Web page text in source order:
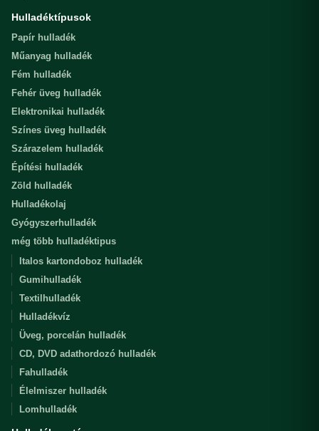
Hulladéktípusok
Papír hulladék
Műanyag hulladék
Fém hulladék
Fehér üveg hulladék
Elektronikai hulladék
Színes üveg hulladék
Szárazelem hulladék
Építési hulladék
Zöld hulladék
Hulladékolaj
Gyógyszerhulladék
még több hulladéktipus
Italos kartondoboz hulladék
Gumihulladék
Textilhulladék
Hulladékvíz
Üveg, porcelán hulladék
CD, DVD adathordozó hulladék
Fahulladék
Élelmiszer hulladék
Lomhulladék